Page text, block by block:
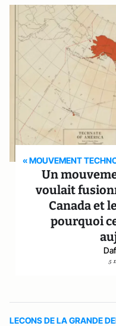
« MOUVEMENT
Un
voulait
Canada et
pourquoi
5
LECONS DE LA GRANDE